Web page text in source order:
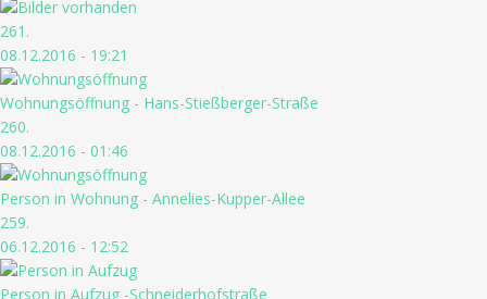
261.
08.12.2016 - 19:21
Wohnungsöffnung - Hans-Stießberger-Straße
260.
08.12.2016 - 01:46
Person in Wohnung - Annelies-Kupper-Allee
259.
06.12.2016 - 12:52
Person in Aufzug -Schneiderhofstraße